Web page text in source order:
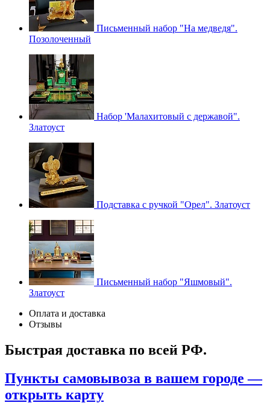
Письменный набор "На медведя".
Позолоченный
Набор 'Малахитовый с державой".
Златоуст
Подставка с ручкой "Орел". Златоуст
Письменный набор "Яшмовый".
Златоуст
Оплата и доставка
Отзывы
Быстрая доставка по всей РФ.
Пункты самовывоза в вашем городе —
открыть карту